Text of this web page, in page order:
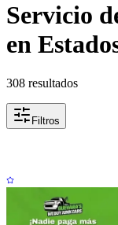
Servicio
en
308 resultados
Filtros